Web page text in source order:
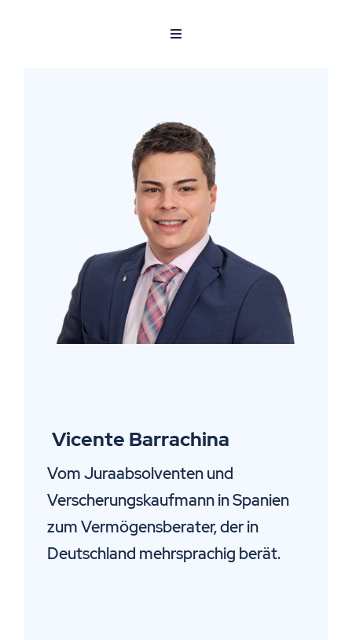
Vicente Barrachina
Vom Juraabsolventen und
Verscherungskaufmann in Spanien
zum Vermögensberater, der in
Deutschland mehrsprachig berät.